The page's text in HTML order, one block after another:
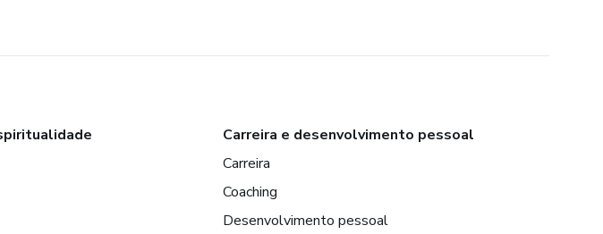
Carreira e desenvolvimento pessoal
Carreira
Coaching
Desenvolvimento pessoal